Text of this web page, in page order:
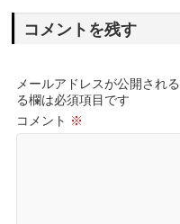
コメントを残す
メールアドレスが公開され
る欄は必須項目です
コメント ※